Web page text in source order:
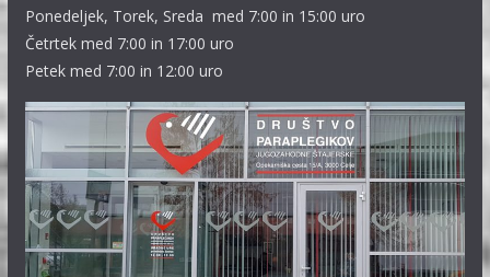
Ponedeljek, Torek, Sreda med 7:00 in 15:00 uro
Četrtek med 7:00 in 17:00 uro
Petek med 7:00 in 12:00 uro